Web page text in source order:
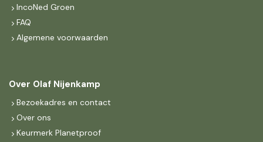
IncoNed Groen
FAQ
Algemene voorwaarden
Over Olaf Nijenkamp
Bezoekadres en contact
Over ons
Keurmerk Planetproof